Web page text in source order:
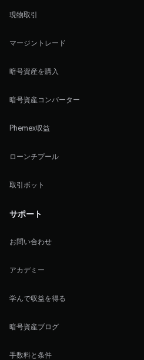
現物取引
マージントレード
暗号資産を購入
暗号資産コンバーター
Phemex収益
ローンチプール
取引ボット
サポート
お問い合わせ
アカデミー
学んで収益を得る
暗号資産ブログ
手数料と条件